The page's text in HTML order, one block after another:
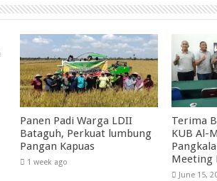
Panen Padi Warga LDII
Bataguh, Perkuat lumbung
Pangan Kapuas
1 week ago
Terima
KUB Al-
Meeting
June 15,